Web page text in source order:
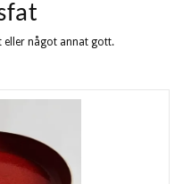
eller något annat gott.